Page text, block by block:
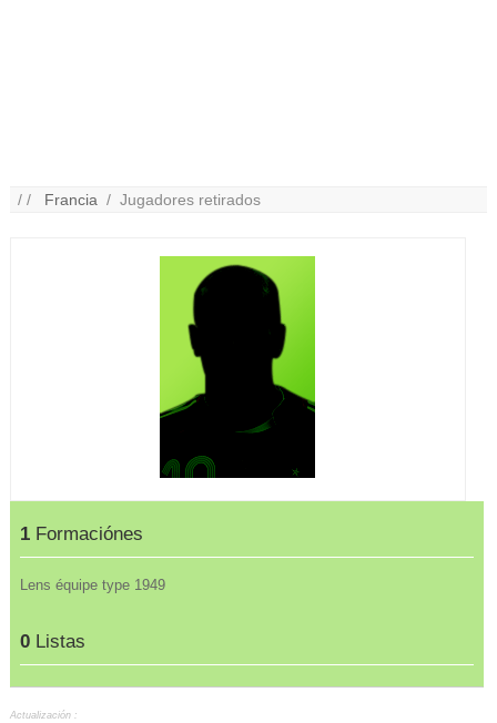
/ / Francia / Jugadores retirados
1 Formaciónes
Lens équipe type 1949
0 Listas
Actualización :